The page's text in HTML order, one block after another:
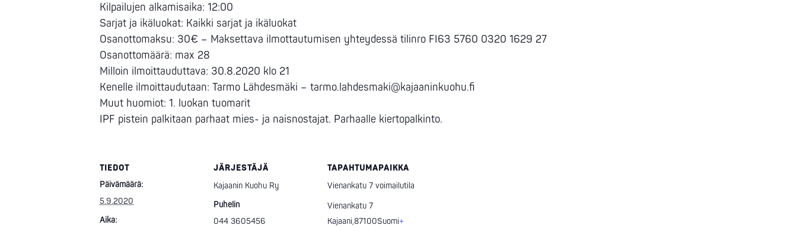
Kilpailujen alkamisaika: 12:00
Sarjat ja ikäluokat: Kaikki sarjat ja ikäluokat
Osanottomaksu: 30€ – Maksettava ilmottautumisen yhteydessä tilinro FI63 5760 0320 1629 27
Osanottomäärä: max 28
Milloin ilmoittauduttava: 30.8.2020 klo 21
Kenelle ilmoittaudutaan: Tarmo Lähdesmäki – tarmo.lahdesmaki@kajaaninkuohu.fi
Muut huomiot: 1. luokan tuomarit
IPF pistein palkitaan parhaat mies- ja naisnostajat. Parhaalle kiertopalkinto.
TIEDOT
Päivämäärä:
5.9.2020
Aika:
JÄRJESTÄJÄ
Kajaanin Kuohu Ry
Puhelin
044 3605456
TAPAHTUMAPAIKKA
Vienankatu 7 voimailutila
Vienankatu 7
Kajaani,87100Suomi+